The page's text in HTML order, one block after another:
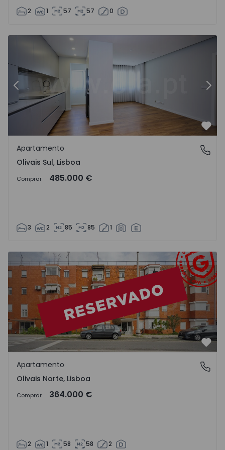
2 1 57 57 0
Apartamento T3 Lisboa, Olivais Sul - 1559690 - 2
Anterior
Olivais Sul, Lisboa
Apartamento
Olivais Sul, Lisboa
Comprar 485.000 €
3 2 85 85 1
Apartamento T2 Lisboa, Olivais Norte - 1560311 - 1
Olivais Norte, Lisboa
Apartamento
Olivais Norte, Lisboa
Comprar 364.000 €
2 1 58 58 2